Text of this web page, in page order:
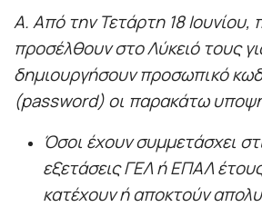
Α. Από την Τετάρτη 18 Ιουνίου,
προσέλθουν στο Λύκειό τους
δημιουργήσουν προσωπικό
(password) οι παρακάτω
Όσοι έχουν συμμετάσχει
εξετάσεις ΓΕΛ ή ΕΠΑΛ
κατέχουν ή αποκτούν